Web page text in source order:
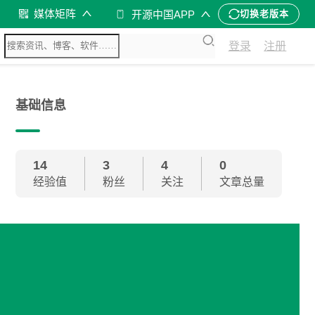
媒体矩阵 开源中国APP 切换老版本
登录 注册
基础信息
14
经验值
3
粉丝
4
关注
0
文章总量